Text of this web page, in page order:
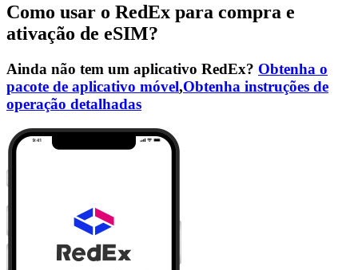
Como usar o RedEx para compra e
ativação de eSIM?
Ainda não tem um aplicativo RedEx? Obtenha o
pacote de aplicativo móvel,Obtenha instruções de
operação detalhadas